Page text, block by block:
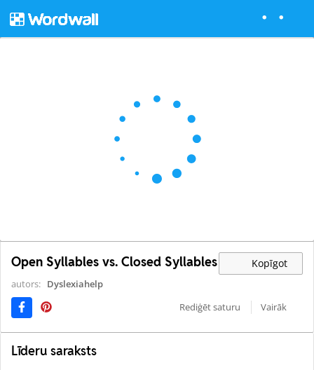
Open Syllables vs. Closed Syllables Kopīgot
autors: Dyslexiahelp
Rediģēt saturu
Vairāk
Līderu saraksts